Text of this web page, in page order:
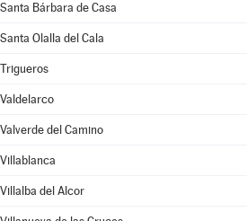
Santa Bárbara de Casa
Santa Olalla del Cala
Trigueros
Valdelarco
Valverde del Camino
Villablanca
Villalba del Alcor